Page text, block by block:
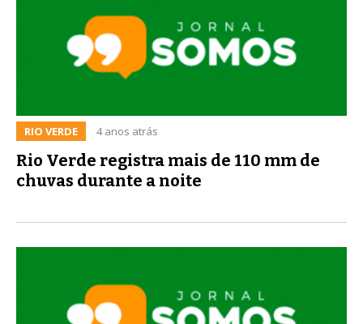
RIO VERDE 4 anos atrás
Rio Verde registra mais de 110 mm de
chuvas durante a noite